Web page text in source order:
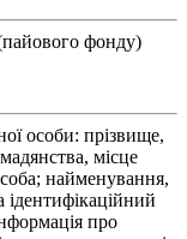
фонду)
особи: прізвище,
місце
найменування,
ідентифікаційний
про